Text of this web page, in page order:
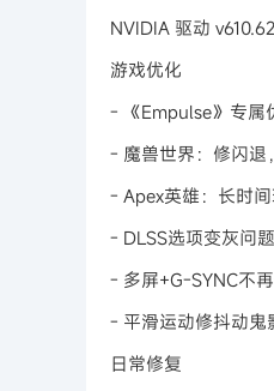
NVIDIA 驱动
游戏优化
- 《Empulse》专属
- 魔兽世界：修闪退
- Apex英雄：长时
- DLSS选项变灰问
- 多屏+G-SYNC不
- 平滑运动修抖动鬼
日常修复